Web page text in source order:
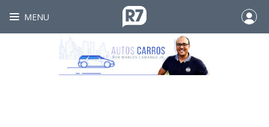
MENU